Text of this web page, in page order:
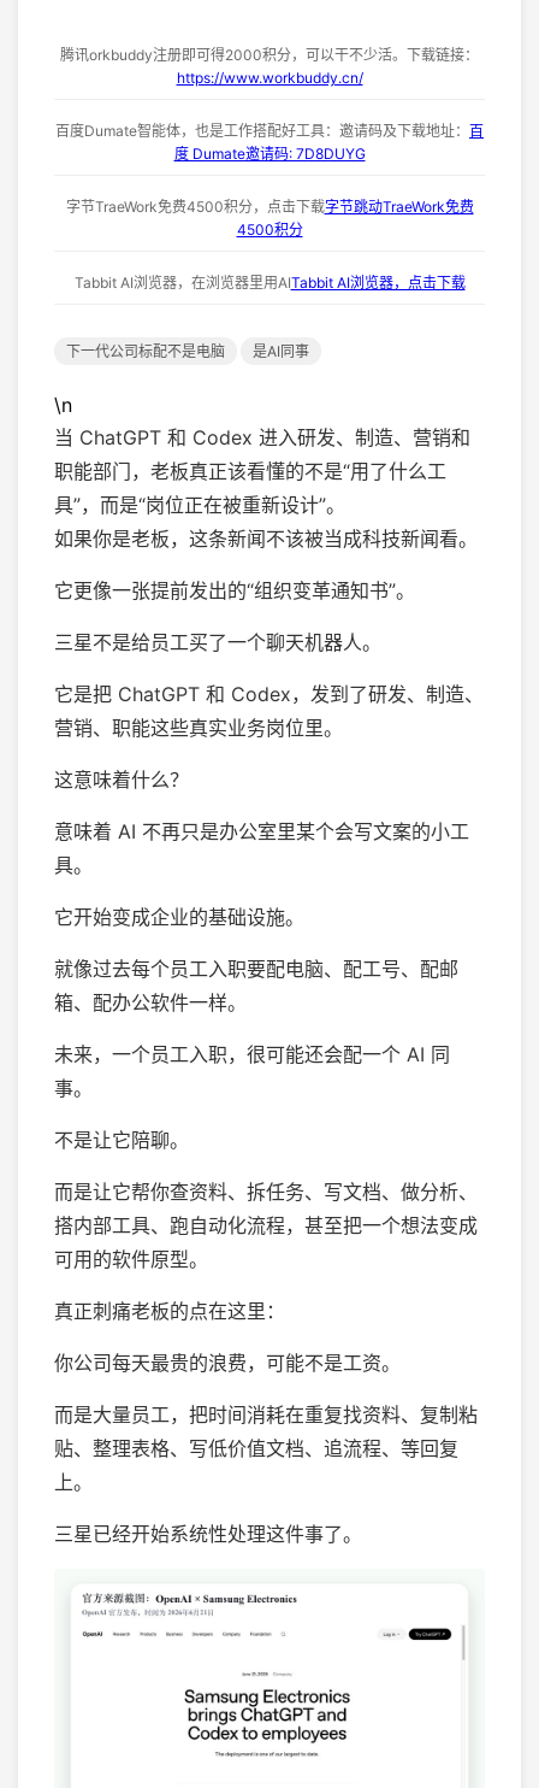
腾讯orkbuddy注册即可得2000积分，可以干不少活。下载链接：
https://www.workbuddy.cn/
百度Dumate智能体，也是工作搭配好工具：邀请码及下载地址： 百
度 Dumate邀请码: 7D8DUYG
字节TraeWork免费4500积分，点击下载字节跳动TraeWork免费
4500积分
Tabbit AI浏览器，在浏览器里用AITabbit AI浏览器，点击下载
下一代公司标配不是电脑 是AI同事
\n
当 ChatGPT 和 Codex 进入研发、制造、营销和
职能部门，老板真正该看懂的不是“用了什么工
具”，而是“岗位正在被重新设计”。
如果你是老板，这条新闻不该被当成科技新闻看。
它更像一张提前发出的“组织变革通知书”。
三星不是给员工买了一个聊天机器人。
它是把 ChatGPT 和 Codex，发到了研发、制造、
营销、职能这些真实业务岗位里。
这意味着什么？
意味着 AI 不再只是办公室里某个会写文案的小工
具。
它开始变成企业的基础设施。
就像过去每个员工入职要配电脑、配工号、配邮
箱、配办公软件一样。
未来，一个员工入职，很可能还会配一个 AI 同
事。
不是让它陪聊。
而是让它帮你查资料、拆任务、写文档、做分析、
搭内部工具、跑自动化流程，甚至把一个想法变成
可用的软件原型。
真正刺痛老板的点在这里：
你公司每天最贵的浪费，可能不是工资。
而是大量员工，把时间消耗在重复找资料、复制粘
贴、整理表格、写低价值文档、追流程、等回复
上。
三星已经开始系统性处理这件事了。